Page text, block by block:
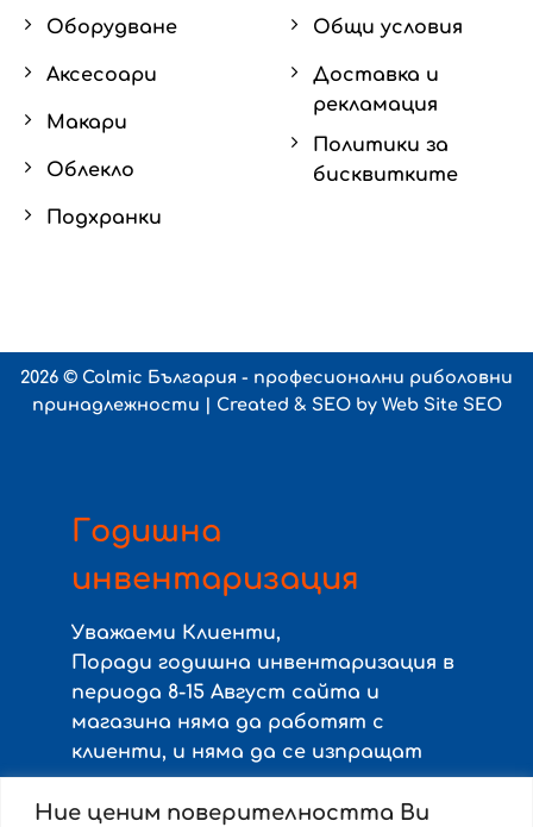
Ние ценим поверителността Ви
Оборудване
Аксесоари
Макари
Облекло
Подхранки
Общи условия
Доставка и
рекламация
Политики за
бисквитките
2026 © Colmic България - професионални риболовни
принадлежности | Created & SEO by Web Site SEO
Годишна
инвентаризация
Уважаеми Клиенти,
Поради годишна инвентаризация в
периода 8-15 Август сайта и
магазина няма да работят с
клиенти, и няма да се изпращат
поръчки.
Направените поръчки в този